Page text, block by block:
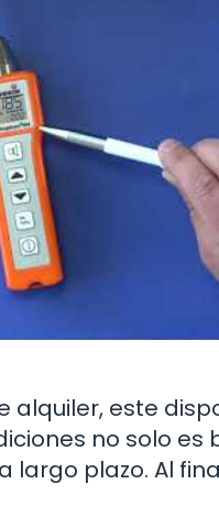
alquiler, este
no solo es
plazo. Al